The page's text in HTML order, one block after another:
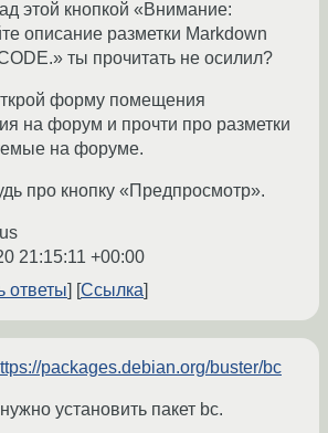
этой кнопкой «Внимание:
описание разметки Markdown
ты прочитать не осилил?
форму помещения
на форум и прочти про разметки
на форуме.
про кнопку «Предпросмотр».
21:15:11 +00:00
ответы
Ссылка
packages.debian.org/buster/bc
установить пакет bc.